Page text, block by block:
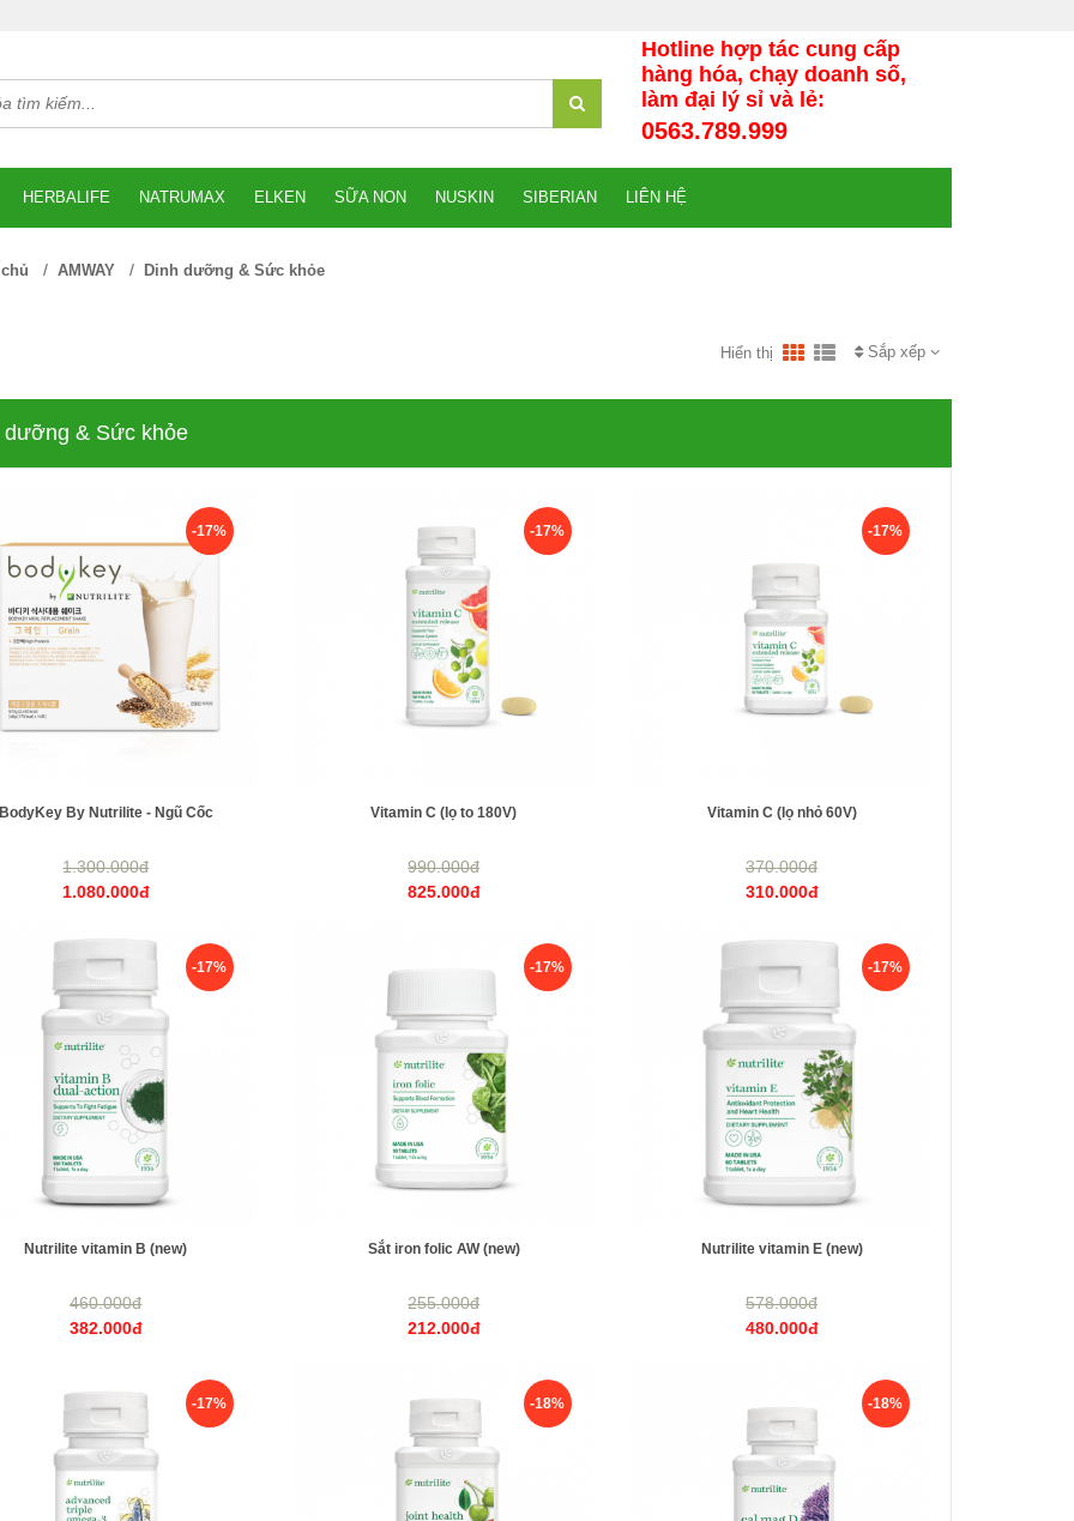
Hotline hợp tác cung cấp
hàng hóa, chạy doanh số,
làm đại lý sỉ và lẻ:
0563.789.999
HERBALIFE NATRUMAX ELKEN SỮA NON NUSKIN SIBERIAN LIÊN HỆ
/ AMWAY/ Dinh dưỡng & Sức khỏe
Sắp xếp
Hiển thị
dưỡng & Sức khỏe
-17%
By Nutrilite - Ngũ Cốc
1.300.000đ
1.080.000đ
-17%
Vitamin C (lọ to 180V)
990.000đ
825.000đ
-17%
Vitamin C (lọ nhỏ 60V)
370.000đ
310.000đ
-17%
Nutrilite vitamin B (new)
460.000đ
382.000đ
-17%
Sắt iron folic AW (new)
255.000đ
212.000đ
-17%
Nutrilite vitamin E (new)
578.000đ
480.000đ
-17% -18% -18%